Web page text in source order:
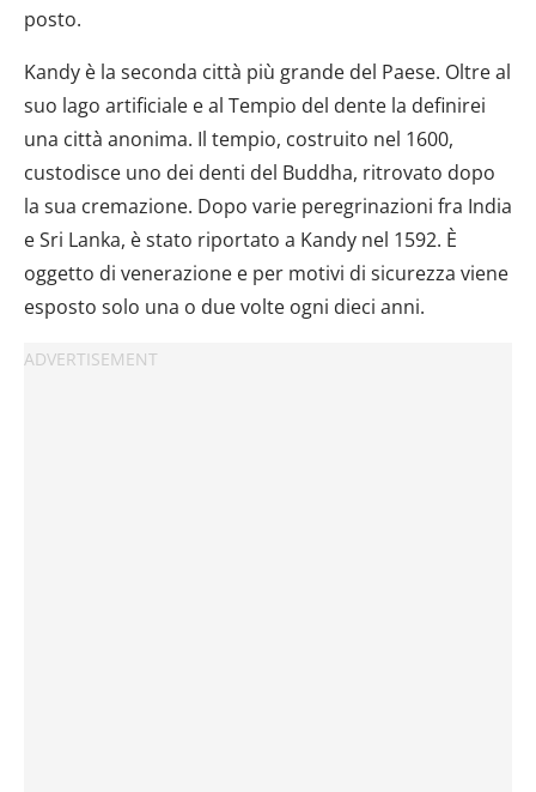
posto.
Kandy è la seconda città più grande del Paese. Oltre al
suo lago artificiale e al Tempio del dente la definirei
una città anonima. Il tempio, costruito nel 1600,
custodisce uno dei denti del Buddha, ritrovato dopo
la sua cremazione. Dopo varie peregrinazioni fra India
e Sri Lanka, è stato riportato a Kandy nel 1592. È
oggetto di venerazione e per motivi di sicurezza viene
esposto solo una o due volte ogni dieci anni.